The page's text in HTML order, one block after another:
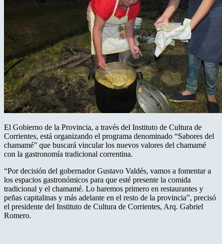
El Gobierno de la Provincia, a través del Instituto de Cultura de
Corrientes, está organizando el programa denominado “Sabores del
chamamé” que buscará vincular los nuevos valores del chamamé
con la gastronomía tradicional correntina.
“Por decisión del gobernador Gustavo Valdés, vamos a fomentar a
los espacios gastronómicos para que esté presente la comida
tradicional y el chamamé. Lo haremos primero en restaurantes y
peñas capitalinas y más adelante en el resto de la provincia”, precisó
el presidente del Instituto de Cultura de Corrientes, Arq. Gabriel
Romero.